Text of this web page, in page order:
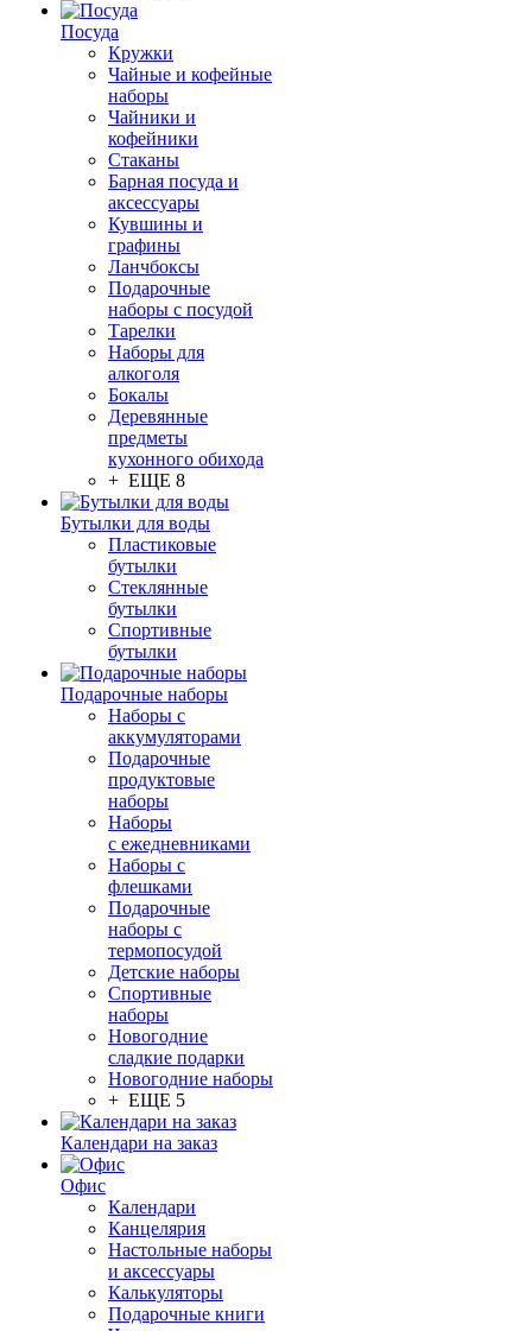
Посуда
Кружки
Чайные и кофейные
наборы
Чайники и
кофейники
Стаканы
Барная посуда и
аксессуары
Кувшины и
графины
Ланчбоксы
Подарочные
наборы с посудой
Тарелки
Наборы для
алкоголя
Бокалы
Деревянные
предметы
кухонного обихода
+ ЕЩЕ 8
Бутылки для воды
Пластиковые
бутылки
Стеклянные
бутылки
Спортивные
бутылки
Подарочные наборы
Наборы с
аккумуляторами
Подарочные
продуктовые
наборы
Наборы
с ежедневниками
Наборы с
флешками
Подарочные
наборы с
термопосудой
Детские наборы
Спортивные
наборы
Новогодние
сладкие подарки
Новогодние наборы
+ ЕЩЕ 5
Календари на заказ
Офис
Календари
Канцелярия
Настольные наборы
и аксессуары
Калькуляторы
Подарочные книги